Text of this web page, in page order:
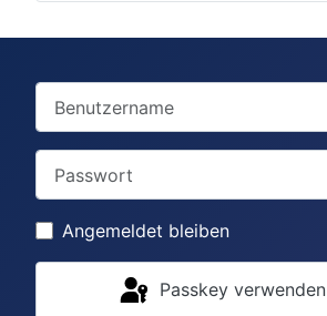
Angemeldet bleiben
Passkey verwenden